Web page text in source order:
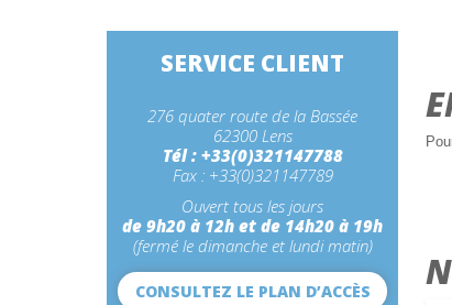
SERVICE CLIENT
276 quater route de la Bassée
62300 Lens
Tél : +33(0)321147788
Fax : +33(0)321147789
Ouvert tous les jours
de 9h20 à 12h et de 14h20 à 19h
(fermé le dimanche et lundi matin)
CONSULTEZ LE PLAN D’ACCÈS